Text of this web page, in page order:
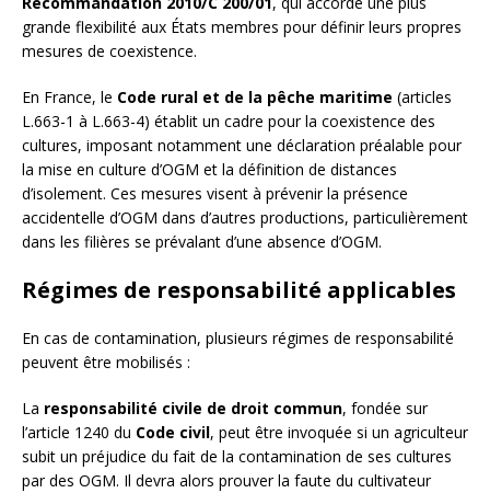
grande flexibilité aux États membres pour définir leurs propres
mesures de coexistence.
En France, le Code rural et de la pêche maritime (articles
L.663-1 à L.663-4) établit un cadre pour la coexistence des
cultures, imposant notamment une déclaration préalable pour
la mise en culture d’OGM et la définition de distances
d’isolement. Ces mesures visent à prévenir la présence
accidentelle d’OGM dans d’autres productions, particulièrement
dans les filières se prévalant d’une absence d’OGM.
Régimes de responsabilité applicables
En cas de contamination, plusieurs régimes de responsabilité
peuvent être mobilisés :
La responsabilité civile de droit commun, fondée sur
l’article 1240 du Code civil, peut être invoquée si un agriculteur
subit un préjudice du fait de la contamination de ses cultures
par des OGM. Il devra alors prouver la faute du cultivateur